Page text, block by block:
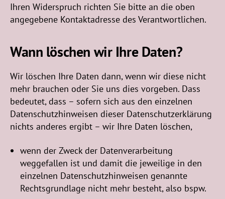
Ihren Widerspruch richten Sie bitte an die oben
angegebene Kontaktadresse des Verantwortlichen.
Wann löschen wir Ihre Daten?
Wir löschen Ihre Daten dann, wenn wir diese nicht
mehr brauchen oder Sie uns dies vorgeben. Dass
bedeutet, dass – sofern sich aus den einzelnen
Datenschutzhinweisen dieser Datenschutzerklärung
nichts anderes ergibt – wir Ihre Daten löschen,
wenn der Zweck der Datenverarbeitung
weggefallen ist und damit die jeweilige in den
einzelnen Datenschutzhinweisen genannte
Rechtsgrundlage nicht mehr besteht, also bspw.